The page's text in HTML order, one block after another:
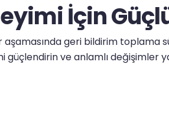
İçin
geri bildirim toplama
ve anlamlı değişimler